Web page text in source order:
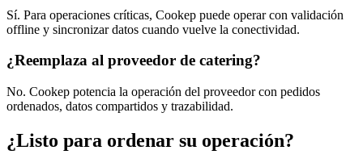
Sí. Para operaciones críticas, Cookep puede operar con validación
offline y sincronizar datos cuando vuelve la conectividad.
¿Reemplaza al proveedor de catering?
No. Cookep potencia la operación del proveedor con pedidos
ordenados, datos compartidos y trazabilidad.
¿Listo para ordenar su operación?